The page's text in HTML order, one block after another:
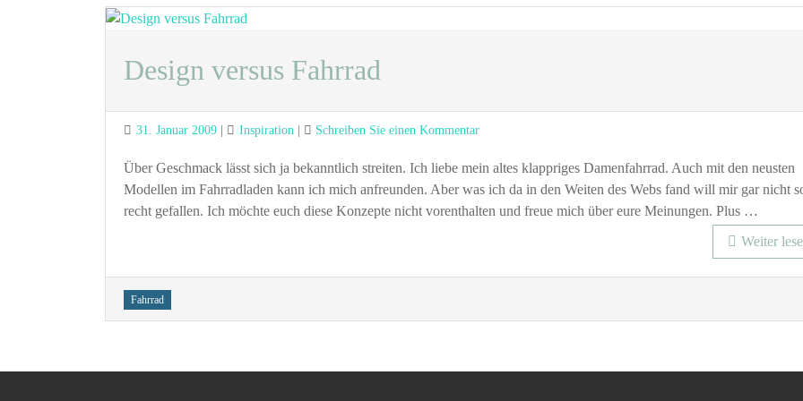
Design versus Fahrrad
Posted
31. Januar 2009 Categories
Inspiration Schreiben Sie einen Kommentarzu
versus
Fahrrad
Über Geschmack lässt sich ja bekanntlich streiten. Ich liebe mein altes klappriges Damenfahrrad. Auch mit den neusten
Modellen im Fahrradladen kann ich mich anfreunden. Aber was ich da in den Weiten des Webs fand will mir gar nicht
recht gefallen. Ich möchte euch diese Konzepte nicht vorenthalten und freue mich über eure Meinungen. Plus …
Weiter
Tags
Fahrrad